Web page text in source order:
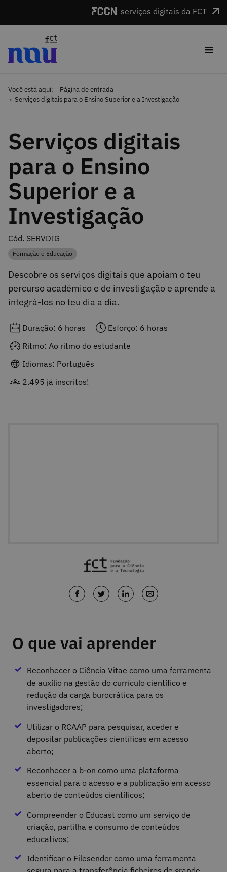
serviços digitais da FCT
≡
Você está aqui:
Página de entrada
Serviços digitais para o Ensino Superior e a Investigação
Serviços digitais
para o Ensino
Superior e a
Investigação
Cód. SERVDIG
Categoria
Formação e Educação
Descobre os serviços digitais que apoiam o teu
percurso académico e de investigação e aprende a
integrá-los no teu dia a dia.
Duração: 6 horas
Esforço: 6 horas
Ritmo: Ao ritmo do estudante
Idiomas: Português
2.495 já inscritos!
O que vai aprender
Reconhecer o Ciência Vitae como uma ferramenta
de auxílio na gestão do currículo científico e
redução da carga burocrática para os
investigadores;
Utilizar o RCAAP para pesquisar, aceder e
depositar publicações científicas em acesso
aberto;
Reconhecer a b-on como uma plataforma
essencial para o acesso e a publicação em acesso
aberto de conteúdos científicos;
Compreender o Educast como um serviço de
criação, partilha e consumo de conteúdos
educativos;
Identificar o Filesender como uma ferramenta